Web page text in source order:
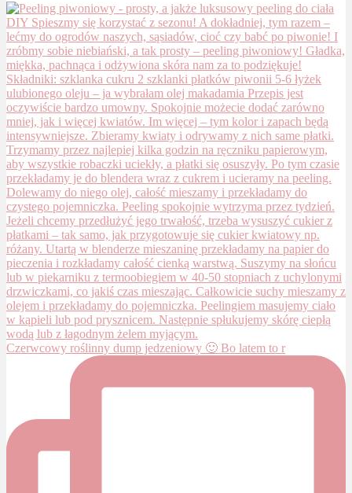
Czerwcowy roślinny dump jedzeniowy 🙂 Bo latem to r